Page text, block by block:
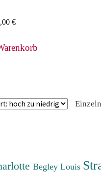
€
Begley Louis